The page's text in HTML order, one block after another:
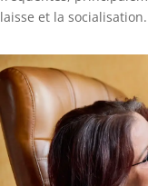
laisse et la